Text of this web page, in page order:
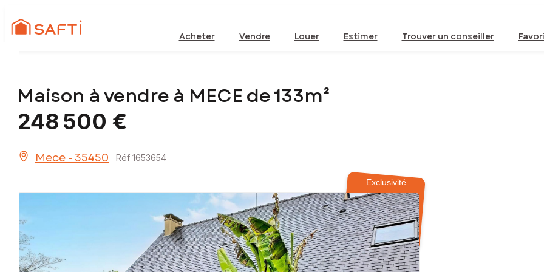
Acheter Vendre Louer Estimer Trouver un conseiller
Maison à vendre à MECE de 133m²
248 500 €
Mece - 35450 Réf 1653654
Exclusivité